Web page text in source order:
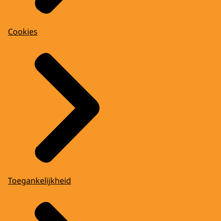
Cookies
Toegankelijkheid